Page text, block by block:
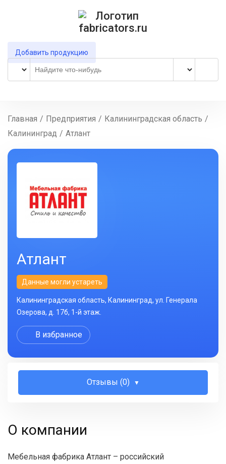
Добавить продукцию
Главная / Предприятия / Калининградская область /
Калининград / Атлант
Атлант
Данные могли устареть
Калининградская область, Калининград, ул. Генерала
Озерова, д. 17б, 1-й этаж.
В избранное
Отзывы (0)
О компании
Мебельная фабрика Атлант – российский